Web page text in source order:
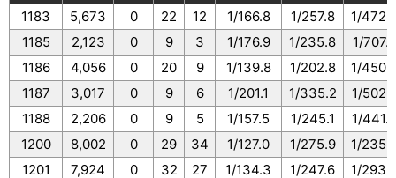
1183
5,673 0 22 12 1/166.8 1/257.8
1/
1185
2,123 0 9 3 1/176.9 1/235.8
1/707.6
1186
4,056 0 20 9 1/139.8 1/202.8
1/
1187
3,017 0 9 6 1/201.1 1/335.2
1/
1188
2,206 0 9 5 1/157.5 1/245.1
1/441.2
1200
8,002 0 29 34 1/127.0 1/275.9
1/
1201
7,924 0 32 27 1/134.3 1/247.6
1/